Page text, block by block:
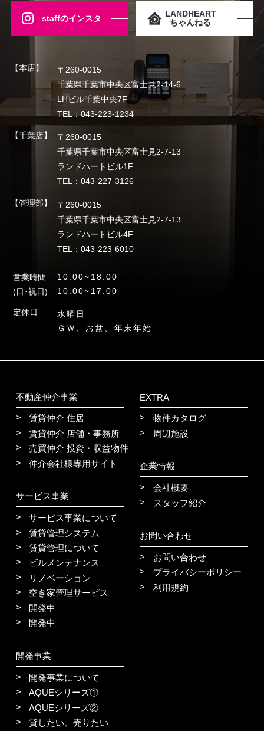
staffのインスタ
LANDHEART
ちゃんねる
【本店】
〒260-0015
千葉県千葉市中央区富士見2-14-6
LHビル千葉中央7F
TEL：043-223-1234
【千葉店】
〒260-0015
千葉県千葉市中央区富士見2-7-13
ランドハートビル1F
TEL：043-227-3126
【管理部】
〒260-0015
千葉県千葉市中央区富士見2-7-13
ランドハートビル4F
TEL：043-223-6010
営業時間
10:00~18:00
(日･祝日)
10:00~17:00
定休日
水曜日
ＧＷ、お盆、年末年始
不動産仲介事業
賃貸仲介 住居
賃貸仲介 店舗・事務所
売買仲介 投資・収益物件
仲介会社様専用サイト
サービス事業
サービス事業について
賃貸管理システム
賃貸管理について
ビルメンテナンス
リノベーション
空き家管理サービス
開発中
開発中
開発事業
開発事業について
AQUEシリーズ①
AQUEシリーズ②
貸したい、売りたい
EXTRA
物件カタログ
周辺施設
企業情報
会社概要
スタッフ紹介
お問い合わせ
お問い合わせ
プライバシーポリシー
利用規約